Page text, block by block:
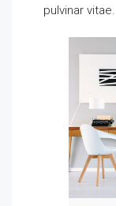
pulvinar vitae.